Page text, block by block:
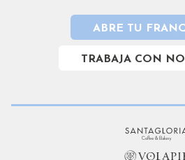
ABRE TU
TRABAJA CON